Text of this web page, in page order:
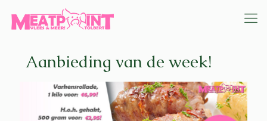
Aanbieding van de week!